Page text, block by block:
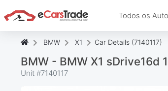
Todos os
BMW X1 Car Details (7140117)
BMW - BMW X1 sDrive16d
Unit #7140117